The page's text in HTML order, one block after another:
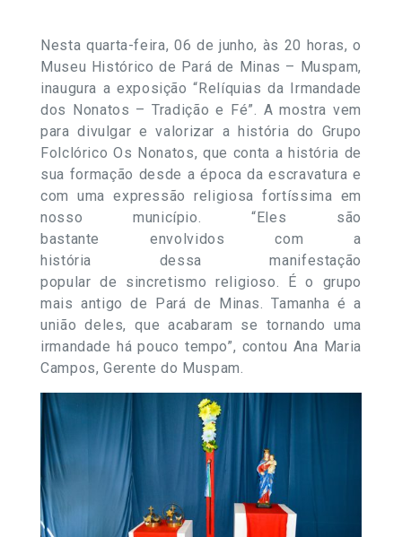
Nesta quarta-feira,06 de junho, às 20 horas, o
Museu Histórico de Pará de Minas – Muspam,
inaugura a exposição “Relíquias da Irmandade
dos Nonatos – Tradição e Fé”. A mostra vem
para divulgar e valorizar a história do Grupo
Folclórico Os Nonatos, que conta a história de
sua formação desde a época da escravatura e
com uma expressão religiosa fortíssima em
nosso município. “Eles são
bastante envolvidos com a
história dessa manifestação
popular de sincretismo religioso. É o grupo
mais antigo de Pará de Minas. Tamanha é a
união deles, que acabaram se tornando uma
irmandade há pouco tempo”, contou Ana Maria
Campos, Gerente do Muspam.